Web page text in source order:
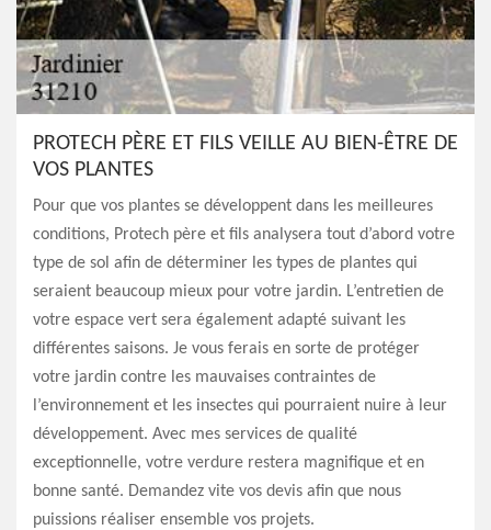
PROTECH PÈRE ET FILS VEILLE AU BIEN-ÊTRE DE
VOS PLANTES
Pour que vos plantes se développent dans les meilleures
conditions, Protech père et fils analysera tout d’abord votre
type de sol afin de déterminer les types de plantes qui
seraient beaucoup mieux pour votre jardin. L’entretien de
votre espace vert sera également adapté suivant les
différentes saisons. Je vous ferais en sorte de protéger
votre jardin contre les mauvaises contraintes de
l’environnement et les insectes qui pourraient nuire à leur
développement. Avec mes services de qualité
exceptionnelle, votre verdure restera magnifique et en
bonne santé. Demandez vite vos devis afin que nous
puissions réaliser ensemble vos projets.